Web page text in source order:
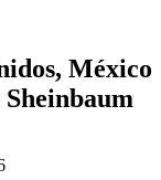
México